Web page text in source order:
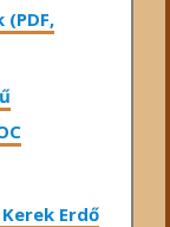
(PDF,
Erdő